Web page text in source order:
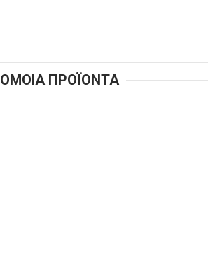
ΟΜΟΙΑ ΠΡΟΪΟΝΤΑ